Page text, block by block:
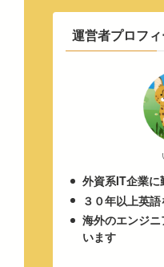
運営者プロフ
外資系IT企業に
３０年以上英
海外のエンジ
います